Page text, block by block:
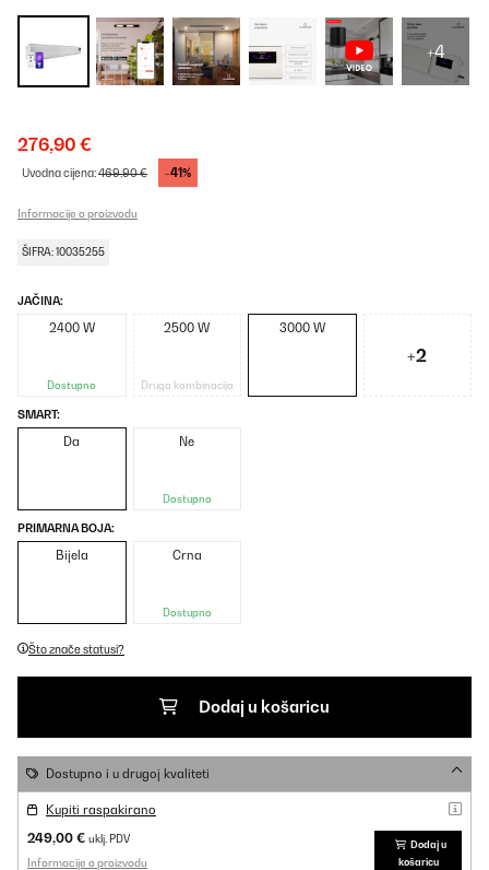
+4
276,90 €
Uvodna cijena:469,90 € -41%
Informacije o proizvodu
ŠIFRA: 10035255
JAČINA:
2400 W
Dostupno
2500 W
Druga kombinacija
3000 W
+2
SMART:
Da Ne
Dostupno
PRIMARNA BOJA:
Bijela Crna
Dostupno
Što znače statusi?
Dodaj u košaricu
Dostupno i u drugoj kvaliteti
Kupiti raspakirano
249,00 € uklj. PDV
Informacije o proizvodu
Dodaj u
košaricu